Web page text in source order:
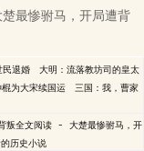
楚最惨驸马，开局遭背
民退婚
大明：流落教坊司的皇太
为大宋续国运
三国：我，曹家
叛全文阅读 - 大楚最惨驸马，开
历史小说